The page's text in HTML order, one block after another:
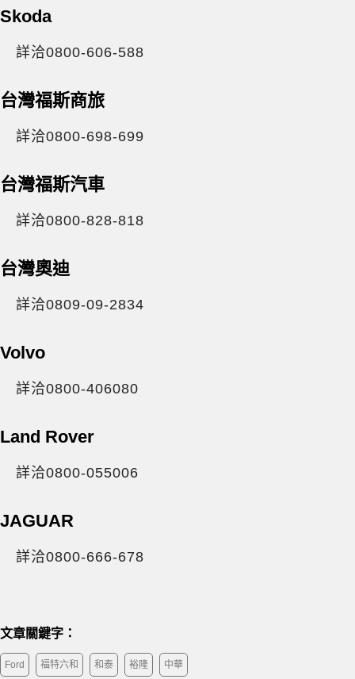
Skoda
詳洽0800-606-588
台灣福斯商旅
詳洽0800-698-699
台灣福斯汽車
詳洽0800-828-818
台灣奧迪
詳洽0809-09-2834
Volvo
詳洽0800-406080
Land Rover
詳洽0800-055006
JAGUAR
詳洽0800-666-678
文章關鍵字：
Ford 福特六和 和泰 裕隆 中華